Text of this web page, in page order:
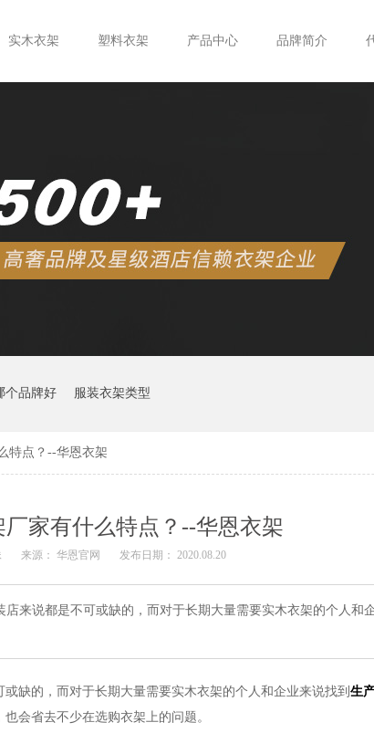
实木衣架 塑料衣架 产品中心 品牌简介
个品牌好 服装衣架类型
特点？--华恩衣架
家有什么特点？--华恩衣架
来源： 华恩官网 发布日期： 2020.08.20
来说都是不可或缺的，而对于长期大量需要实木衣架的个人和
缺的，而对于长期大量需要实木衣架的个人和企业来说找到 生
会省去不少在选购衣架上的问题。